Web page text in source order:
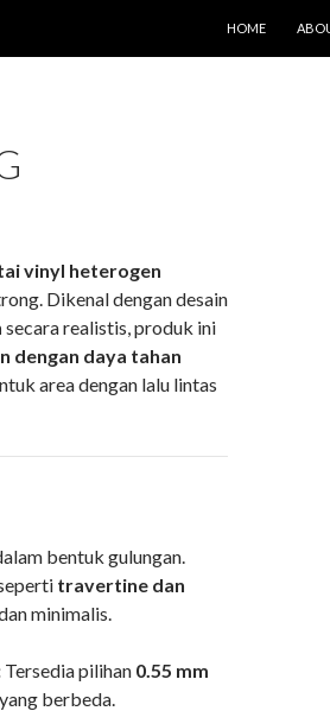
HOME
vinyl heterogen
Dikenal dengan desain
secara realistis, produk ini
dengan daya tahan
area dengan lalu lintas
bentuk gulungan.
travertine dan
minimalis.
Tersedia pilihan 0.55 mm
berbeda.